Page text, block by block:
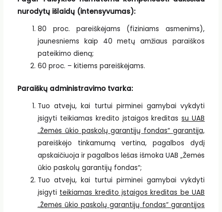
nurodytų išlaidų (intensyvumas):
80 proc. pareiškėjams (fiziniams asmenims),
jaunesniems kaip 40 metų amžiaus paraiškos
pateikimo dieną;
60 proc. – kitiems pareiškėjams.
Paraiškų administravimo tvarka:
Tuo atveju, kai turtui pirminei gamybai vykdyti
įsigyti teikiamas kredito įstaigos kreditassu UAB
„Žemės ūkio paskolų garantijų fondas“ garantija,
pareiškėjo tinkamumą vertina, pagalbos dydį
apskaičiuoja ir pagalbos lėšas išmoka UAB „Žemės
ūkio paskolų garantijų fondas“;
Tuo atveju, kai turtui pirminei gamybai vykdyti
įsigyti teikiamas kredito įstaigos kreditas be UAB
„Žemės ūkio paskolų garantijų fondas“ garantijos